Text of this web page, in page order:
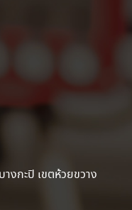
งกะปิ เขตห้วยขวาง